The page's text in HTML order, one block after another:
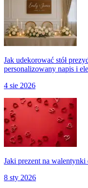
Jak udekorować stół
personalizowany napis i
4 sie 2026
Jaki prezent na
8 sty 2026